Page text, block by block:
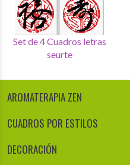
Set de 4 Cuadros letras
chinas
AROMATERAPIA ZEN
CUADROS POR ESTILOS
DECORACIÓN